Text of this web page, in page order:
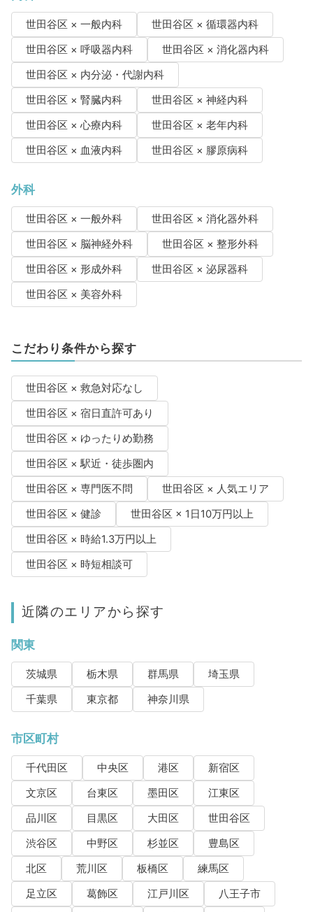
世田谷区 × 一般内科
世田谷区 × 循環器内科
世田谷区 × 呼吸器内科
世田谷区 × 消化器内科
世田谷区 × 内分泌・代謝内科
世田谷区 × 腎臓内科
世田谷区 × 神経内科
世田谷区 × 心療内科
世田谷区 × 老年内科
世田谷区 × 血液内科
世田谷区 × 膠原病科
外科
世田谷区 × 一般外科
世田谷区 × 消化器外科
世田谷区 × 脳神経外科
世田谷区 × 整形外科
世田谷区 × 形成外科
世田谷区 × 泌尿器科
世田谷区 × 美容外科
こだわり条件から探す
世田谷区 × 救急対応なし
世田谷区 × 宿日直許可あり
世田谷区 × ゆったりめ勤務
世田谷区 × 駅近・徒歩圏内
世田谷区 × 専門医不問
世田谷区 × 人気エリア
世田谷区 × 健診
世田谷区 × 1日10万円以上
世田谷区 × 時給1.3万円以上
世田谷区 × 時短相談可
近隣のエリアから探す
関東
茨城県 栃木県 群馬県
埼玉県
千葉県
東京都 神奈川県
市区町村
千代田区 中央区 港区
新宿区
文京区
台東区 墨田区
江東区
品川区
目黒区 大田区
世田谷区
渋谷区
中野区 杉並区
豊島区
北区
荒川区 板橋区
練馬区
足立区
葛飾区 江戸川区
八王子市